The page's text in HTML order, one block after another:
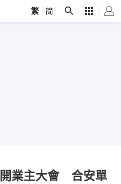
繁 简
業主大會 合安單